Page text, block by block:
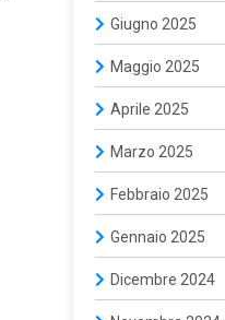
Giugno 2025
Maggio 2025
Aprile 2025
Marzo 2025
Febbraio 2025
Gennaio 2025
Dicembre 2024